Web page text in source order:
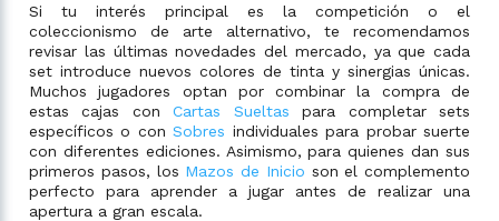
Si tu interés principal es la competición o el
coleccionismo de arte alternativo, te recomendamos
revisar las últimas novedades del mercado, ya que cada
set introduce nuevos colores de tinta y sinergias únicas.
Muchos jugadores optan por combinar la compra de
estas cajas conCartas Sueltas para completar sets
específicos o conSobres individuales para probar suerte
con diferentes ediciones. Asimismo, para quienes dan sus
primeros pasos, los Mazos de Inicio son el complemento
perfecto para aprender a jugar antes de realizar una
apertura a gran escala.